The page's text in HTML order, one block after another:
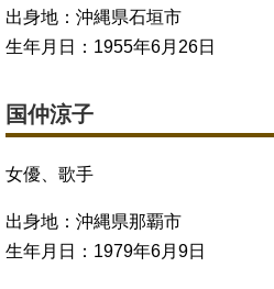
出身地：沖縄県石垣市
生年月日：1955年6月26日
国仲涼子
女優、歌手
出身地：沖縄県那覇市
生年月日：1979年6月9日